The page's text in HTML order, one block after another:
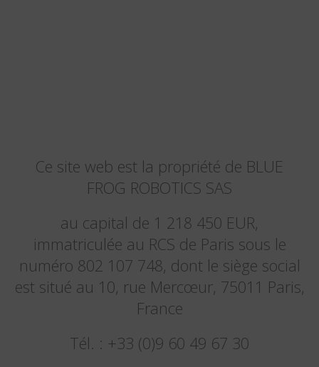
Ce site web est la propriété de BLUE
FROG ROBOTICS SAS
au capital de 1 218 450 EUR,
immatriculée au RCS de Paris sous le
numéro 802 107 748, dont le siège social
est situé au 10, rue Mercœur, 75011 Paris,
France
Tél. : +33 (0)9 60 49 67 30